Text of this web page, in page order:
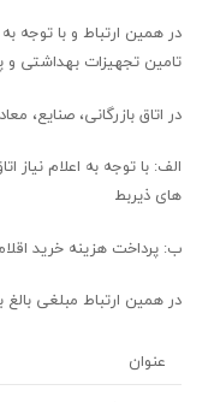
در همین ارتباط و با توجه
تامین تجهیزات بهداشتی و
در اتاق بازرگانی، صنایع،
الف: با توجه به اعلام
های ذیربط
ب: پرداخت هزینه خرید
در همین ارتباط مبلغی بالغ
عنوان